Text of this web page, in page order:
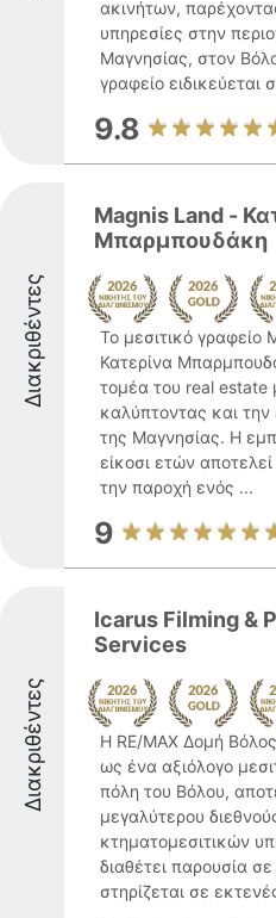
ακινήτων,
υπηρεσίες στην
Μαγνησίας, στον
γραφείο ειδικεύεται
9.8
Διακριθέντες
Magnis Land -
Μπαρμπουδάκη
Το μεσιτικό γραφείο
Κατερίνα
τομέα του real estate
καλύπτοντας και την
της Μαγνησίας. Η
είκοσι ετών αποτελεί
την παροχή ενός ...
9
Διακριθέντες
Icarus Filming &
Services
Η RE/MAX Δομή Βόλος
ως ένα αξιόλογο
πόλη του Βόλου,
μεγαλύτερου
κτηματομεσιτικών
διαθέτει παρουσία
στηρίζεται σε